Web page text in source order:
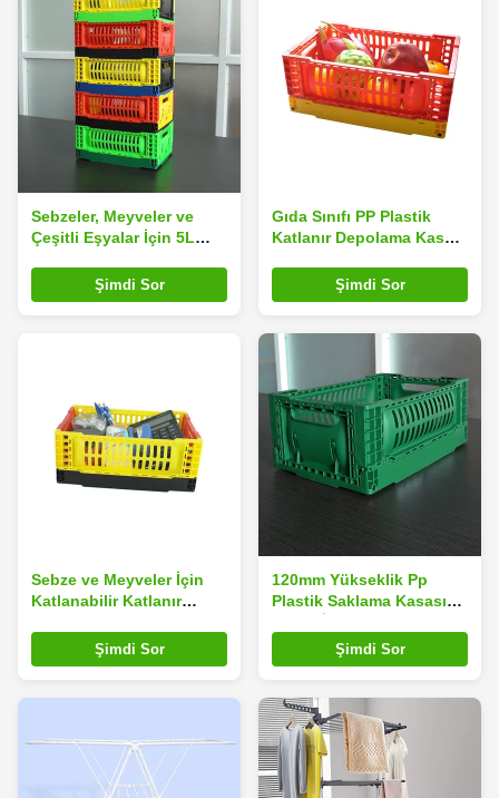
Sebzeler, Meyveler ve
Çeşitli Eşyalar İçin 5L
Şimdi Sor
Gıda Sınıfı PP Plastik
Katlanır Depolama Kasası
Şimdi Sor
Sebze ve Meyveler İçin
Katlanabilir Katlanır
Şimdi Sor
120mm Yükseklik Pp
Plastik Saklama Kasası
Şimdi Sor